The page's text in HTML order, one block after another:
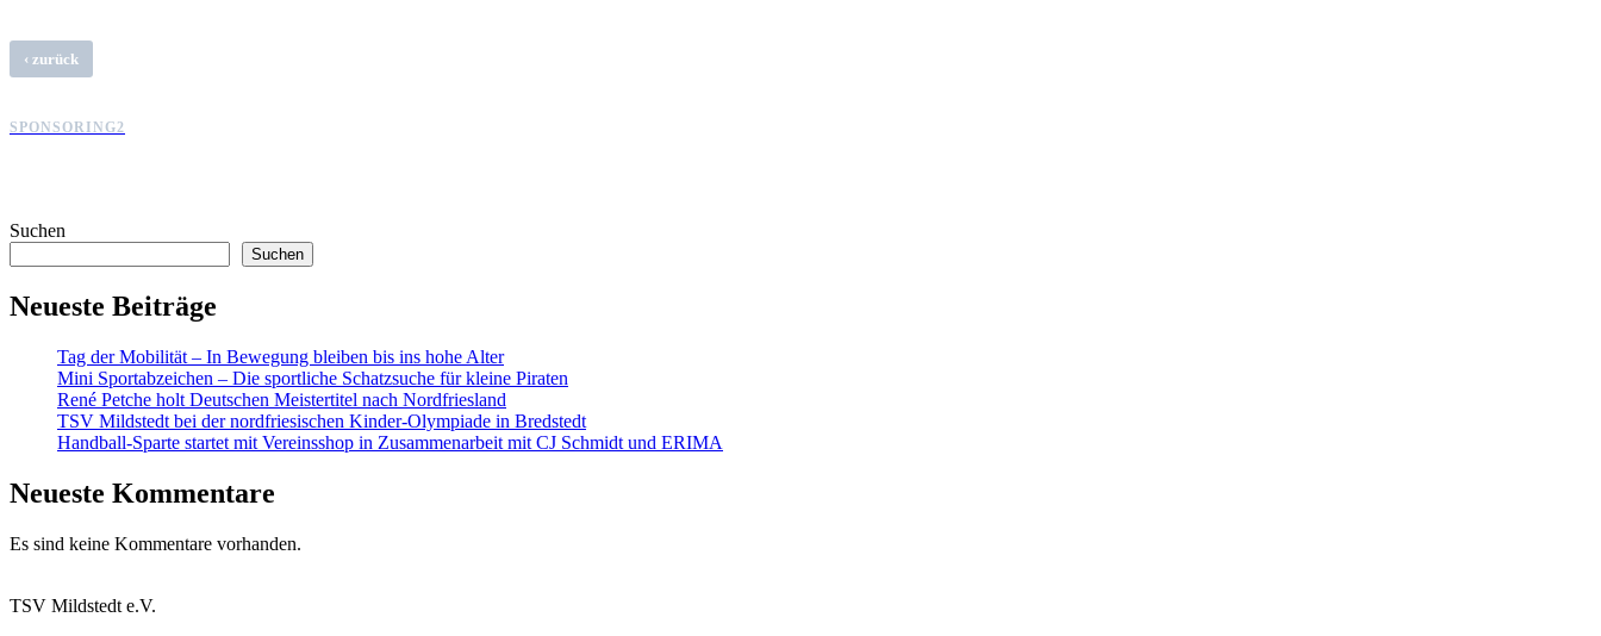
‹ zurück
SPONSORING2
Suchen
Suchen
Neueste Beiträge
Tag der Mobilität – In Bewegung bleiben bis ins hohe Alter
Mini Sportabzeichen – Die sportliche Schatzsuche für kleine Piraten
René Petche holt Deutschen Meistertitel nach Nordfriesland
TSV Mildstedt bei der nordfriesischen Kinder-Olympiade in Bredstedt
Handball-Sparte startet mit Vereinsshop in Zusammenarbeit mit CJ Schmidt und ERIMA
Neueste Kommentare
Es sind keine Kommentare vorhanden.
TSV Mildstedt e.V.